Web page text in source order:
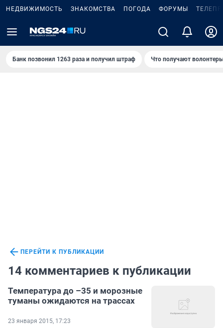
НЕДВИЖИМОСТЬ ЗНАКОМСТВА ПОГОДА ФОРУМЫ
Банк позвонил 1263 раза и получил штраф Что получают
ПЕРЕЙТИ К ПУБЛИКАЦИИ
14 комментариев к публикации
Температура до –35 и морозные
туманы ожидаются на трассах
23 января 2015, 17:23